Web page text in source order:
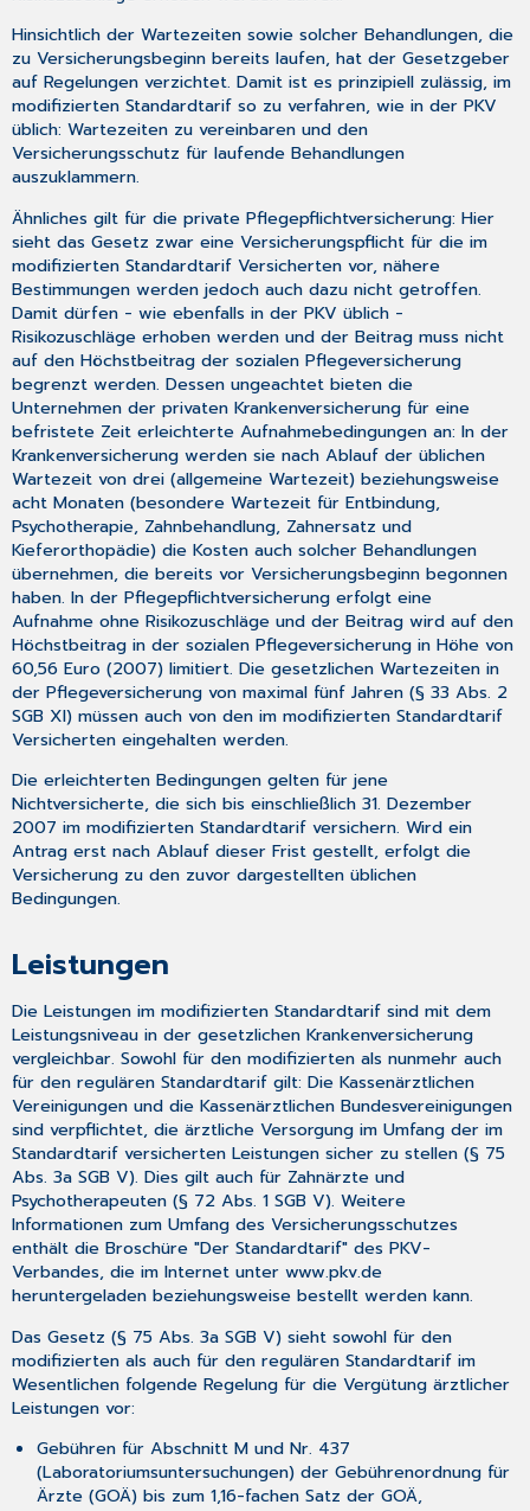
Hinsichtlich der Wartezeiten sowie solcher Behandlungen, die
zu Versicherungsbeginn bereits laufen, hat der Gesetzgeber
auf Regelungen verzichtet. Damit ist es prinzipiell zulässig, im
modifizierten Standardtarif so zu verfahren, wie in der PKV
üblich: Wartezeiten zu vereinbaren und den
Versicherungsschutz für laufende Behandlungen
auszuklammern.
Ähnliches gilt für die private Pflegepflichtversicherung: Hier
sieht das Gesetz zwar eine Versicherungspflicht für die im
modifizierten Standardtarif Versicherten vor, nähere
Bestimmungen werden jedoch auch dazu nicht getroffen.
Damit dürfen - wie ebenfalls in der PKV üblich -
Risikozuschläge erhoben werden und der Beitrag muss nicht
auf den Höchstbeitrag der sozialen Pflegeversicherung
begrenzt werden. Dessen ungeachtet bieten die
Unternehmen der privaten Krankenversicherung für eine
befristete Zeit erleichterte Aufnahmebedingungen an: In der
Krankenversicherung werden sie nach Ablauf der üblichen
Wartezeit von drei (allgemeine Wartezeit) beziehungsweise
acht Monaten (besondere Wartezeit für Entbindung,
Psychotherapie, Zahnbehandlung, Zahnersatz und
Kieferorthopädie) die Kosten auch solcher Behandlungen
übernehmen, die bereits vor Versicherungsbeginn begonnen
haben. In der Pflegepflichtversicherung erfolgt eine
Aufnahme ohne Risikozuschläge und der Beitrag wird auf den
Höchstbeitrag in der sozialen Pflegeversicherung in Höhe von
60,56 Euro (2007) limitiert. Die gesetzlichen Wartezeiten in
der Pflegeversicherung von maximal fünf Jahren (§ 33 Abs. 2
SGB XI) müssen auch von den im modifizierten Standardtarif
Versicherten eingehalten werden.
Die erleichterten Bedingungen gelten für jene
Nichtversicherte, die sich bis einschließlich 31. Dezember
2007 im modifizierten Standardtarif versichern. Wird ein
Antrag erst nach Ablauf dieser Frist gestellt, erfolgt die
Versicherung zu den zuvor dargestellten üblichen
Bedingungen.
Leistungen
Die Leistungen im modifizierten Standardtarif sind mit dem
Leistungsniveau in der gesetzlichen Krankenversicherung
vergleichbar. Sowohl für den modifizierten als nunmehr auch
für den regulären Standardtarif gilt: Die Kassenärztlichen
Vereinigungen und die Kassenärztlichen Bundesvereinigungen
sind verpflichtet, die ärztliche Versorgung im Umfang der im
Standardtarif versicherten Leistungen sicher zu stellen (§ 75
Abs. 3a SGB V). Dies gilt auch für Zahnärzte und
Psychotherapeuten (§ 72 Abs. 1 SGB V). Weitere
Informationen zum Umfang des Versicherungsschutzes
enthält die Broschüre "Der Standardtarif" des PKV-
Verbandes, die im Internet unter www.pkv.de
heruntergeladen beziehungsweise bestellt werden kann.
Das Gesetz (§ 75 Abs. 3a SGB V) sieht sowohl für den
modifizierten als auch für den regulären Standardtarif im
Wesentlichen folgende Regelung für die Vergütung ärztlicher
Leistungen vor:
Gebühren für Abschnitt M und Nr. 437
(Laboratoriumsuntersuchungen) der Gebührenordnung für
Ärzte (GOÄ) bis zum 1,16-fachen Satz der GOÄ,